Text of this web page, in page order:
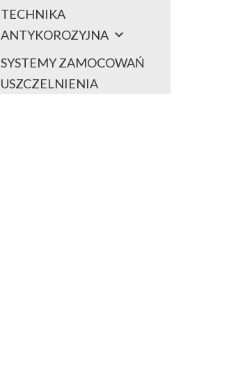
TECHNIKA
ANTYKOROZYJNA
SYSTEMY ZAMOCOWAŃ
USZCZELNIENIA